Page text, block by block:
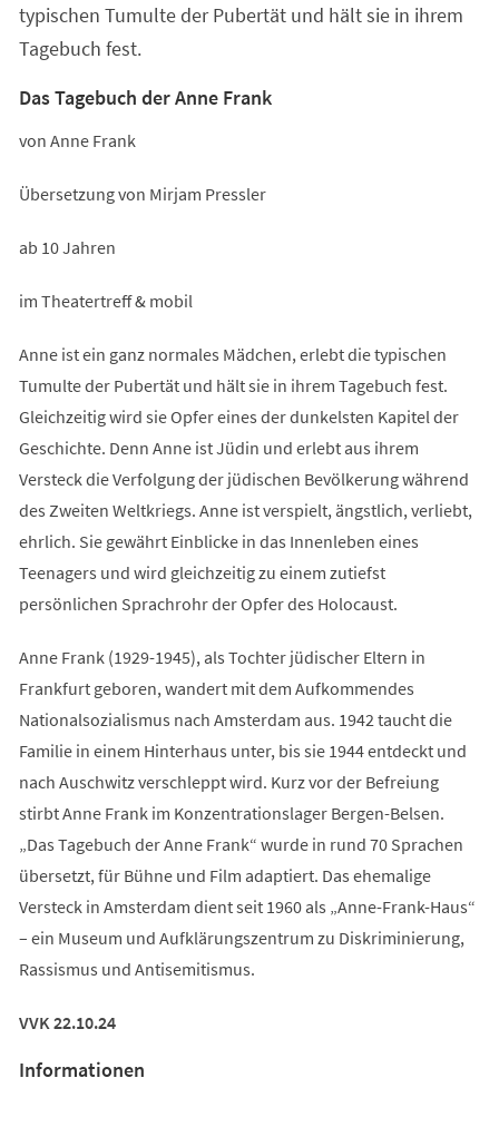
typischen Tumulte der Pubertät und hält sie in ihrem
Tagebuch fest.
Das Tagebuch der Anne Frank
von Anne Frank
Übersetzung von Mirjam Pressler
ab 10 Jahren
im Theatertreff & mobil
Anne ist ein ganz normales Mädchen, erlebt die typischen
Tumulte der Pubertät und hält sie in ihrem Tagebuch fest.
Gleichzeitig wird sie Opfer eines der dunkelsten Kapitel der
Geschichte. Denn Anne ist Jüdin und erlebt aus ihrem
Versteck die Verfolgung der jüdischen Bevölkerung während
des Zweiten Weltkriegs. Anne ist verspielt, ängstlich, verliebt,
ehrlich. Sie gewährt Einblicke in das Innenleben eines
Teenagers und wird gleichzeitig zu einem zutiefst
persönlichen Sprachrohr der Opfer des Holocaust.
Anne Frank (1929-1945), als Tochter jüdischer Eltern in
Frankfurt geboren, wandert mit dem Aufkommendes
Nationalsozialismus nach Amsterdam aus. 1942 taucht die
Familie in einem Hinterhaus unter, bis sie 1944 entdeckt und
nach Auschwitz verschleppt wird. Kurz vor der Befreiung
stirbt Anne Frank im Konzentrationslager Bergen-Belsen.
„Das Tagebuch der Anne Frank“ wurde in rund 70 Sprachen
übersetzt, für Bühne und Film adaptiert. Das ehemalige
Versteck in Amsterdam dient seit 1960 als „Anne-Frank-Haus“
– ein Museum und Aufklärungszentrum zu Diskriminierung,
Rassismus und Antisemitismus.
VVK 22.10.24
Informationen